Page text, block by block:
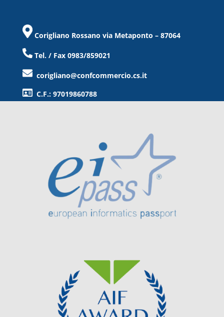
Corigliano Rossano via Metaponto – 87064
Tel. / Fax 0983/859021
corigliano@confcommercio.cs.it
C.F.: 97019860788